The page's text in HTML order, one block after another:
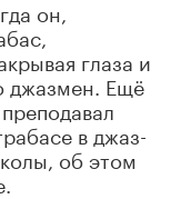
он,
глаза и
джазмен. Ещё
в джаз-
об этом